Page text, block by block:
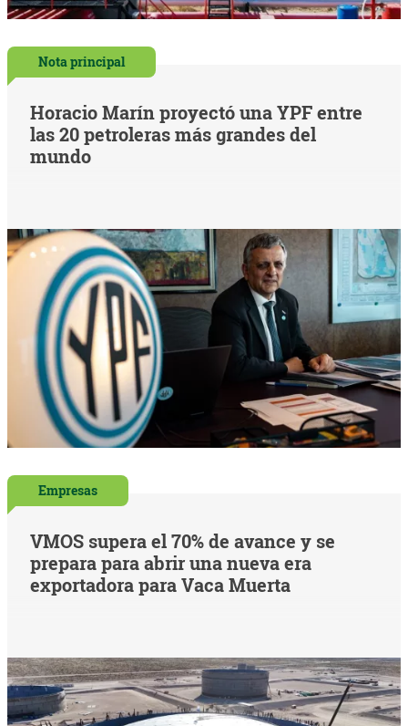
Nota principal
Horacio Marín proyectó una YPF entre
las 20 petroleras más grandes del
mundo
Empresas
VMOS supera el 70% de avance y se
prepara para abrir una nueva era
exportadora para Vaca Muerta